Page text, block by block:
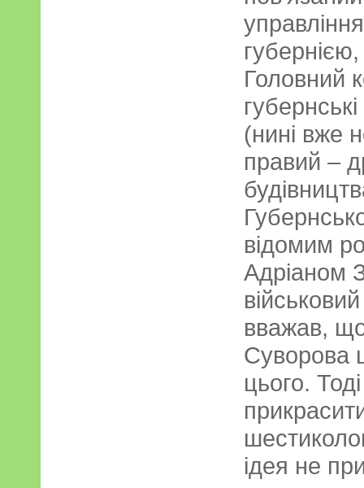
Головний
(нині вже
правий –
відомим
Адріаном
вважав,
Суворова
цього.
ідея не